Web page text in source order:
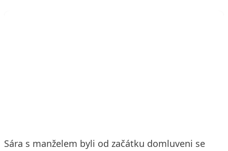
Sára s manželem byli od začátku domluveni se